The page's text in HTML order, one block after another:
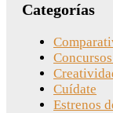
Categorías
Cuídate
Estrenos